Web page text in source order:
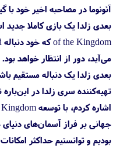
آئونوما در مصاحبه اخیر خود با
می‌آید، دور از انتظار خواهد
بعدی زلدا یک دنباله مستقیم
تهیه‌کننده سری زلدا در
بودیم و توانستیم حداکثر